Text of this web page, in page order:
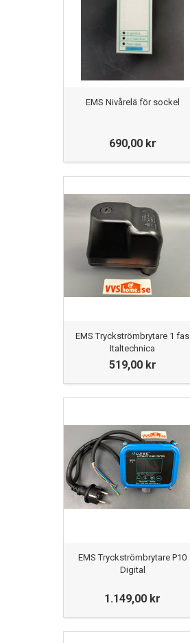
EMS Nivårelä för sockel
690,00 kr
EMS Tryckströmbrytare 1 fas
Italtechnica
519,00 kr
EMS Tryckströmbrytare P10
Digital
1.149,00 kr